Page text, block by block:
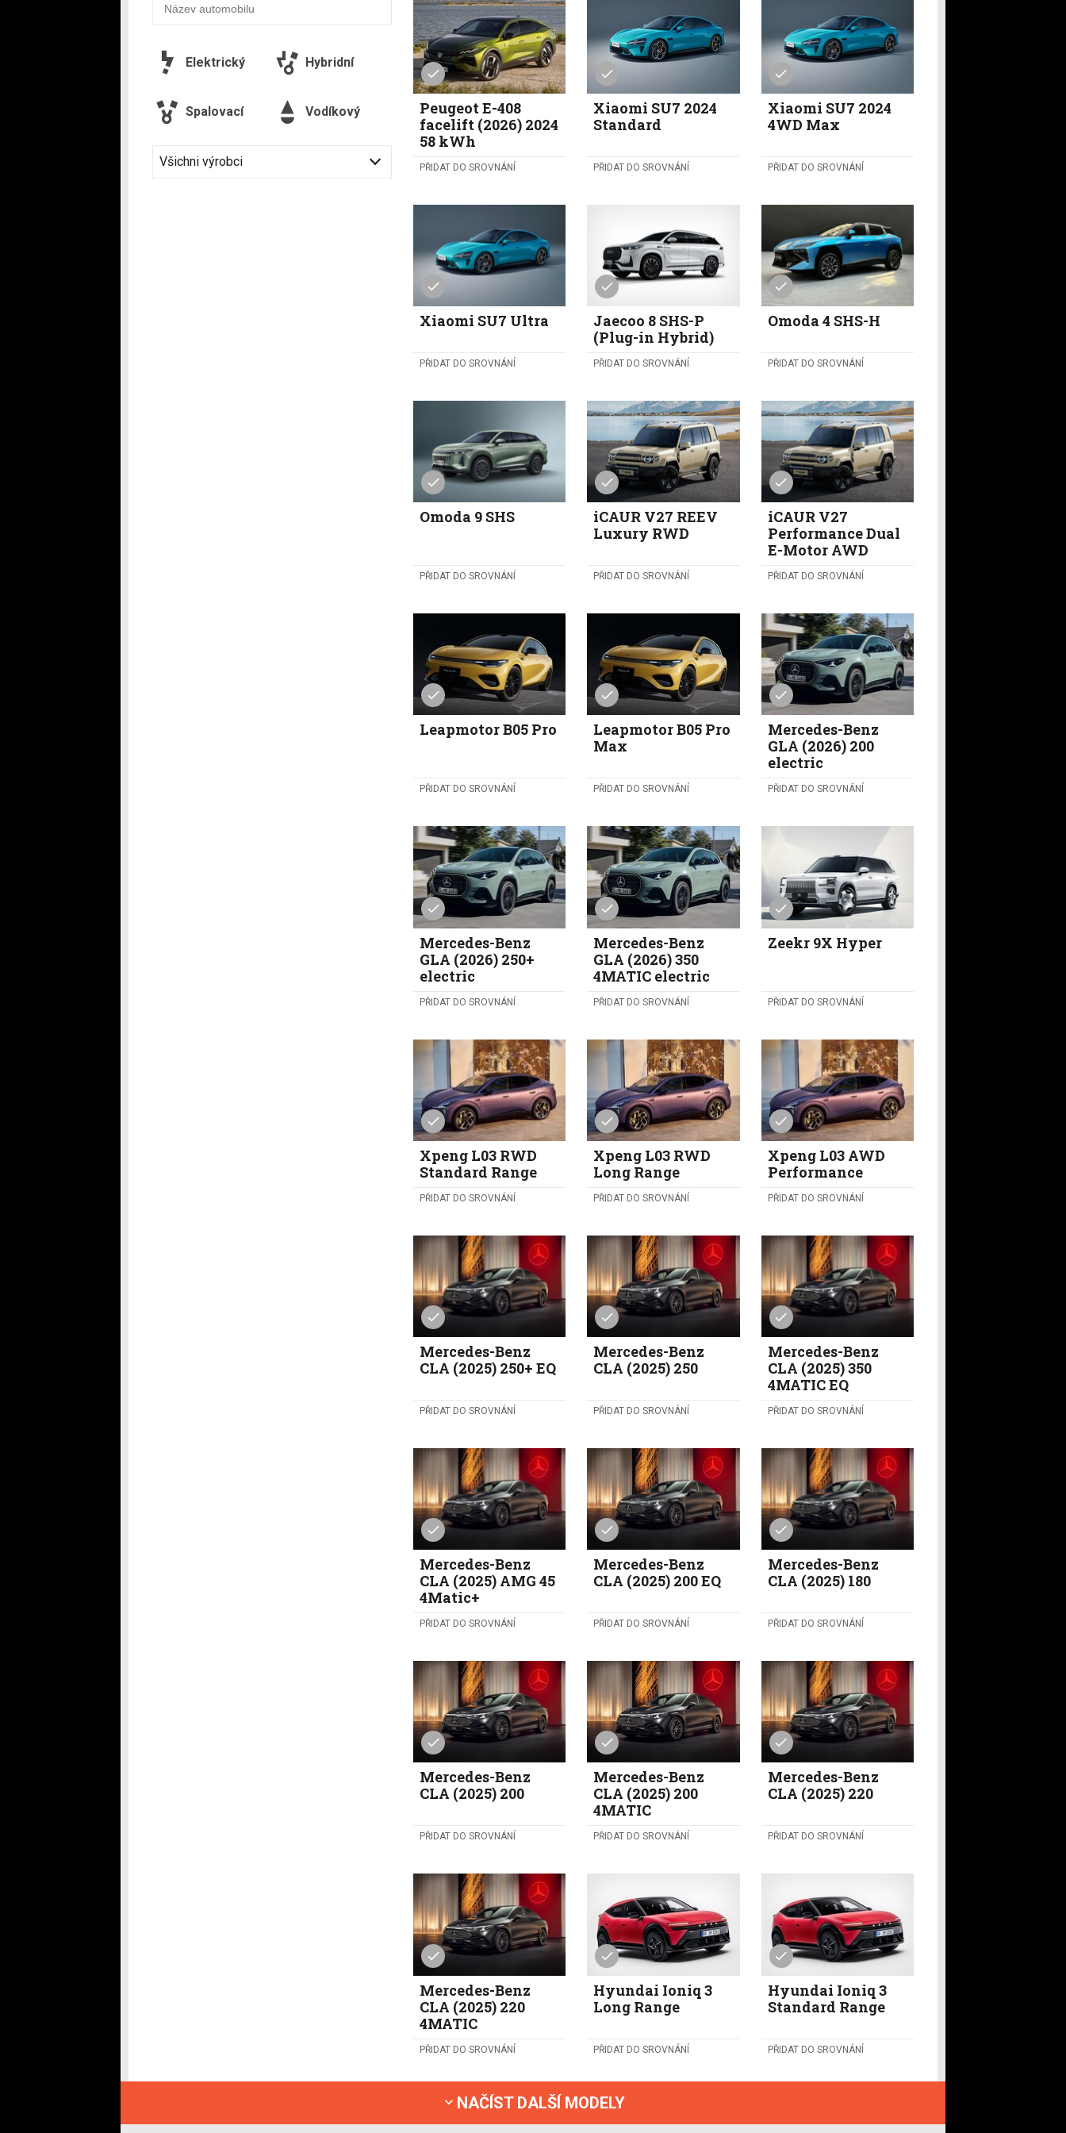
Elektrický Hybridní
Spalovací Vodíkový
Všichni výrobci
Peugeot E-408
facelift (2026) 2024
58 kWh
PŘIDAT DO SROVNÁNÍ
Xiaomi SU7 2024
Standard
PŘIDAT DO SROVNÁNÍ
Xiaomi SU7 2024
4WD Max
PŘIDAT DO SROVNÁNÍ
Xiaomi SU7 Ultra
PŘIDAT DO SROVNÁNÍ
Jaecoo 8 SHS-P
(Plug-in Hybrid)
PŘIDAT DO SROVNÁNÍ
Omoda 4 SHS-H
PŘIDAT DO SROVNÁNÍ
Omoda 9 SHS
PŘIDAT DO SROVNÁNÍ
iCAUR V27 REEV
Luxury RWD
PŘIDAT DO SROVNÁNÍ
iCAUR V27
Performance Dual
E-Motor AWD
PŘIDAT DO SROVNÁNÍ
Leapmotor B05 Pro
PŘIDAT DO SROVNÁNÍ
Leapmotor B05 Pro
Max
PŘIDAT DO SROVNÁNÍ
Mercedes-Benz
GLA (2026) 200
electric
PŘIDAT DO SROVNÁNÍ
Mercedes-Benz
GLA (2026) 250+
electric
PŘIDAT DO SROVNÁNÍ
Mercedes-Benz
GLA (2026) 350
4MATIC electric
PŘIDAT DO SROVNÁNÍ
Zeekr 9X Hyper
PŘIDAT DO SROVNÁNÍ
Xpeng L03 RWD
Standard Range
PŘIDAT DO SROVNÁNÍ
Xpeng L03 RWD
Long Range
PŘIDAT DO SROVNÁNÍ
Xpeng L03 AWD
Performance
PŘIDAT DO SROVNÁNÍ
Mercedes-Benz
CLA (2025) 250+ EQ
PŘIDAT DO SROVNÁNÍ
Mercedes-Benz
CLA (2025) 250
PŘIDAT DO SROVNÁNÍ
Mercedes-Benz
CLA (2025) 350
4MATIC EQ
PŘIDAT DO SROVNÁNÍ
Mercedes-Benz
CLA (2025) AMG 45
4Matic+
PŘIDAT DO SROVNÁNÍ
Mercedes-Benz
CLA (2025) 200 EQ
PŘIDAT DO SROVNÁNÍ
Mercedes-Benz
CLA (2025) 180
PŘIDAT DO SROVNÁNÍ
Mercedes-Benz
CLA (2025) 200
PŘIDAT DO SROVNÁNÍ
Mercedes-Benz
CLA (2025) 200
4MATIC
PŘIDAT DO SROVNÁNÍ
Mercedes-Benz
CLA (2025) 220
PŘIDAT DO SROVNÁNÍ
Mercedes-Benz
CLA (2025) 220
4MATIC
PŘIDAT DO SROVNÁNÍ
Hyundai Ioniq 3
Long Range
PŘIDAT DO SROVNÁNÍ
Hyundai Ioniq 3
Standard Range
PŘIDAT DO SROVNÁNÍ
NAČÍST DALŠÍ MODELY